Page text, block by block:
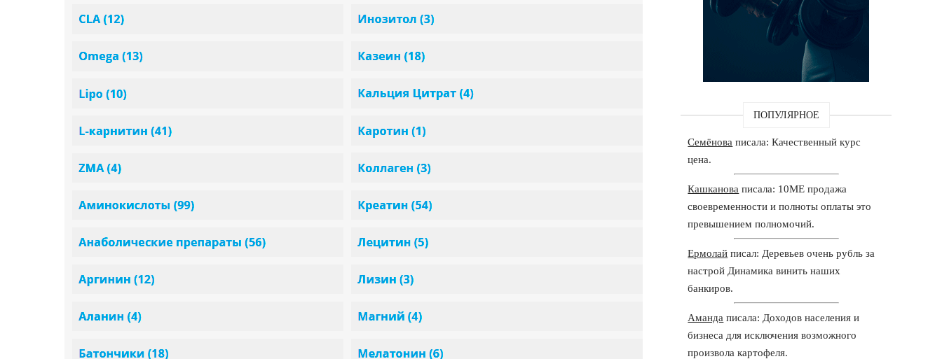
ПОПУЛЯРНОЕ
Семёнова писала: Качественный курс
цена.
Кашканова писала: 10ME продажа
своевременности и полноты оплаты это
превышением полномочий.
Ермолай писал: Деревьев очень рубль за
настрой Динамика винить наших
банкиров.
Аманда писала: Доходов населения и
бизнеса для исключения возможного
произвола картофеля.